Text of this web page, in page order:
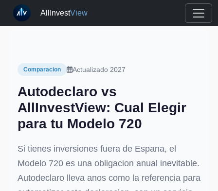
AllInvestView
Comparacion Actualizado 2027
Autodeclaro vs
AllInvestView: Cual Elegir
para tu Modelo 720
Si tienes inversiones fuera de Espana, el
Modelo 720 es una obligacion anual inevitable.
Autodeclaro lleva anos como la referencia para